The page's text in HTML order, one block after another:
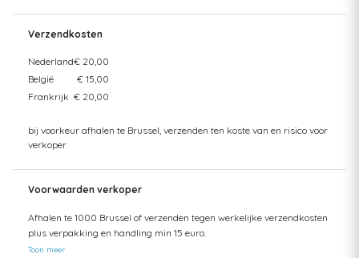
Verzendkosten
Nederland€ 20,00
België
€ 15,00
Frankrijk € 20,00
bij voorkeur afhalen te Brussel, verzenden ten koste van en risico voor
verkoper
Voorwaarden verkoper
Afhalen te 1000 Brussel of verzenden tegen werkelijke verzendkosten
plus verpakking en handling min 15 euro.
Toon meer